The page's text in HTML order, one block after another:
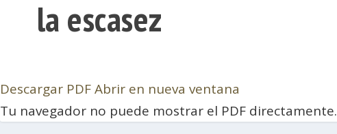
la escasez
Descargar PDFAbrir en nueva ventana
Tu navegador no puede mostrar el PDF directamente.